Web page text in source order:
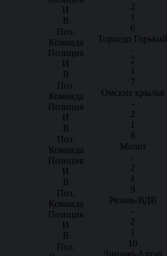
2
1
6
Торпедо Горький
-
2
1
7
Омские крылья
-
2
1
8
Молот
-
2
1
9
Рязань-ВДВ
-
2
1
10
Динамо-Алтай